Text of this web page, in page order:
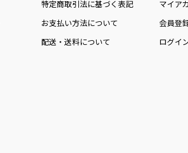
特定商取引法に基づく表記
お⽀払い⽅法について
配送・送料について
マイア
会員登
ログイ